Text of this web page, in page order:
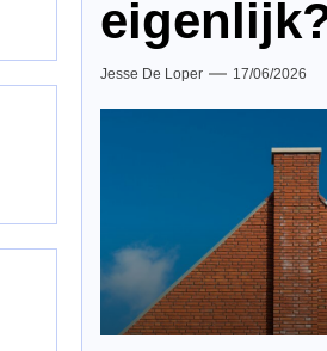
Jesse De Loper 17/06/2026